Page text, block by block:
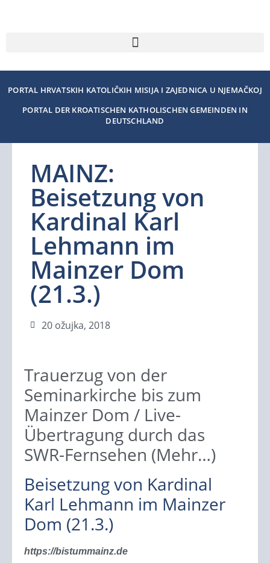
PORTAL HRVATSKIH KATOLIČKIH MISIJA I ZAJEDNICA U NJEMAČKOJ
PORTAL DER KROATISCHEN KATHOLISCHEN GEMEINDEN IN
DEUTSCHLAND
MAINZ:
Beisetzung von
Kardinal Karl
Lehmann im
Mainzer Dom
(21.3.)
20 ožujka, 2018
Trauerzug von der
Seminarkirche bis zum
Mainzer Dom / Live-
Übertragung durch das
SWR-Fernsehen (Mehr…)
Beisetzung von Kardinal
Karl Lehmann im Mainzer
Dom (21.3.)
https://bistummainz.de